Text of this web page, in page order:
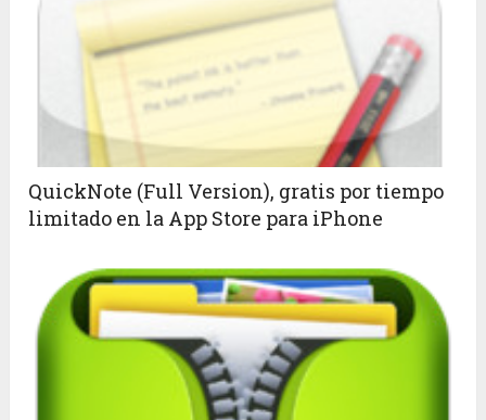
QuickNote (Full Version), gratis por tiempo
limitado en la App Store para iPhone